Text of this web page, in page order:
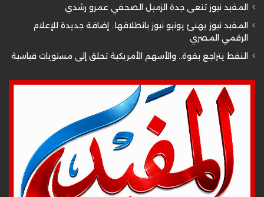
المفيد نيوز تنعى جدة الزميل الصحفي عمرو رشدي
المفيد نيوز يهنئ يونيو نيوز بانطلاقها.. إضافة جديدة للإعلام
الرقمي المصري
النفط يتراجع بقوة.. والأسهم الأمريكية تحلق إلى مستويات قياسية